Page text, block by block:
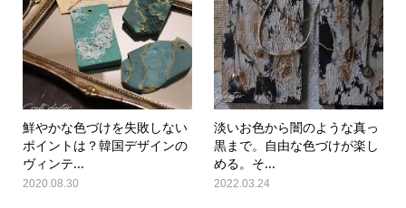
鮮やかな色づけを失敗しない
ポイントは？韓国デザインの
ヴィンテ...
2020.08.30
淡いお色から闇のような真っ
黒まで。自由な色づけが楽し
める。そ...
2022.03.24